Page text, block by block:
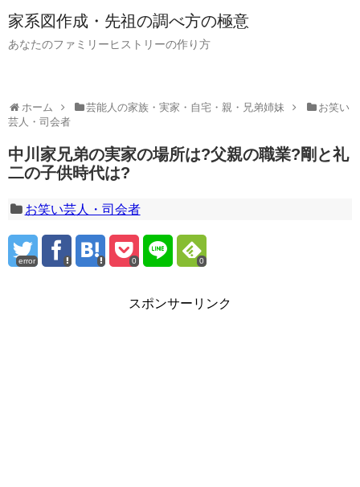
家系図作成・先祖の調べ方の極意
あなたのファミリーヒストリーの作り方
ホーム 芸能人の家族・実家・自宅・親・兄弟姉妹
お笑い
芸人・司会者
中川家兄弟の実家の場所は?父親の職業?剛と礼
二の子供時代は?
お笑い芸人・司会者
error 0 0
スポンサーリンク